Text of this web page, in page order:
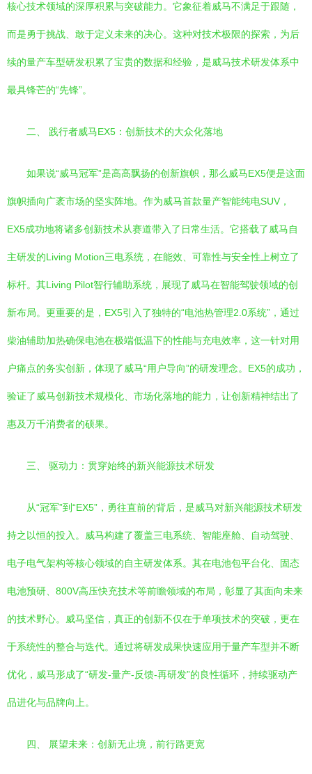
核心技术领域的深厚积累与突破能力。它象征着威马不满足于跟随，
而是勇于挑战、敢于定义未来的决心。这种对技术极限的探索，为后
续的量产车型研发积累了宝贵的数据和经验，是威马技术研发体系中
最具锋芒的“先锋”。
二、 践行者威马EX5：创新技术的大众化落地
如果说“威马冠军”是高高飘扬的创新旗帜，那么威马EX5便是这面
旗帜插向广袤市场的坚实阵地。作为威马首款量产智能纯电SUV，
EX5成功地将诸多创新技术从赛道带入了日常生活。它搭载了威马自
主研发的Living Motion三电系统，在能效、可靠性与安全性上树立了
标杆。其Living Pilot智行辅助系统，展现了威马在智能驾驶领域的创
新布局。更重要的是，EX5引入了独特的“电池热管理2.0系统”，通过
柴油辅助加热确保电池在极端低温下的性能与充电效率，这一针对用
户痛点的务实创新，体现了威马“用户导向”的研发理念。EX5的成功，
验证了威马创新技术规模化、市场化落地的能力，让创新精神结出了
惠及万千消费者的硕果。
三、 驱动力：贯穿始终的新兴能源技术研发
从“冠军”到“EX5”，勇往直前的背后，是威马对新兴能源技术研发
持之以恒的投入。威马构建了覆盖三电系统、智能座舱、自动驾驶、
电子电气架构等核心领域的自主研发体系。其在电池包平台化、固态
电池预研、800V高压快充技术等前瞻领域的布局，彰显了其面向未来
的技术野心。威马坚信，真正的创新不仅在于单项技术的突破，更在
于系统性的整合与迭代。通过将研发成果快速应用于量产车型并不断
优化，威马形成了“研发-量产-反馈-再研发”的良性循环，持续驱动产
品进化与品牌向上。
四、 展望未来：创新无止境，前行路更宽